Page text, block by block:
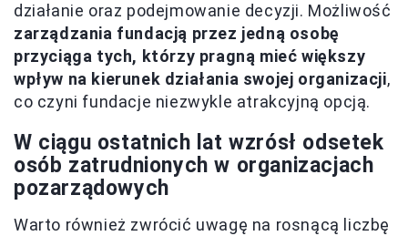
działanie oraz podejmowanie decyzji. Możliwość
zarządzania fundacją przez jedną osobę
przyciąga tych, którzy pragną mieć większy
wpływ na kierunek działania swojej organizacji,
co czyni fundacje niezwykle atrakcyjną opcją.
W ciągu ostatnich lat wzrósł odsetek
osób zatrudnionych w organizacjach
pozarządowych
Warto również zwrócić uwagę na rosnącą liczbę